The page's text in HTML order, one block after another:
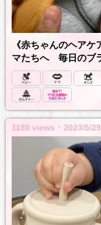
《赤ちゃんのヘア
マたちへ 毎日のブ
1180 views ･ 2023/5/29